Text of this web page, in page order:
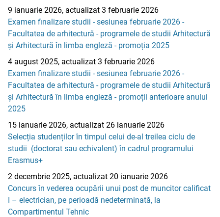
9 ianuarie 2026, actualizat 3 februarie 2026
Examen finalizare studii - sesiunea februarie 2026 -
Facultatea de arhitectură - programele de studii Arhitectură
și Arhitectură în limba engleză - promoția 2025
4 august 2025, actualizat 3 februarie 2026
Examen finalizare studii - sesiunea februarie 2026 -
Facultatea de arhitectură - programele de studii Arhitectură
și Arhitectură în limba engleză - promoții anterioare anului
2025
15 ianuarie 2026, actualizat 26 ianuarie 2026
Selecția studenților în timpul celui de-al treilea ciclu de
studii (doctorat sau echivalent) în cadrul programului
Erasmus+
2 decembrie 2025, actualizat 20 ianuarie 2026
Concurs în vederea ocupării unui post de muncitor calificat
I – electrician, pe perioadă nedeterminată, la
Compartimentul Tehnic